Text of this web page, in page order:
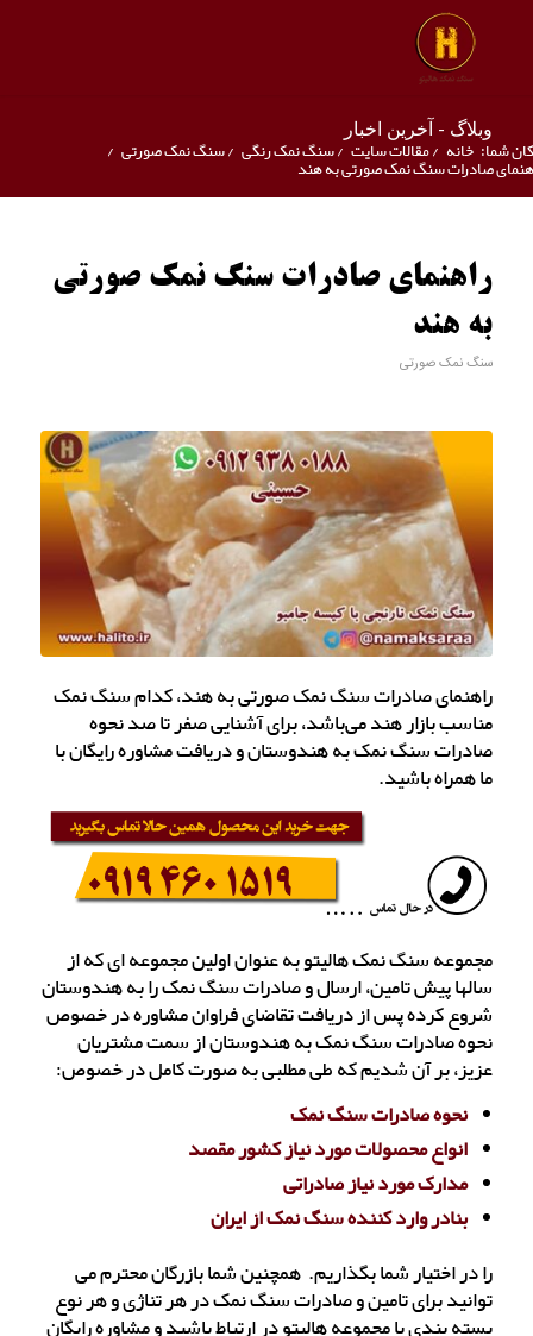
وبلاگ - آخرین اخبار
شما: خانه /مقالات سایت /سنگ نمک رنگی /سنگ نمک صورتی /
صادرات سنگ نمک صورتی به هند
راهنمای صادرات سنگ نمک صورتی
به هند
سنگ نمک صورتی
راهنمای صادرات سنگ نمک صورتی به هند، کدام سنگ نمک
مناسب بازار هند می‌باشد، برای آشنایی صفر تا صد نحوه
صادرات سنگ نمک به هندوستان و دریافت مشاوره رایگان با
ما همراه باشید.
مجموعه سنگ نمک هالیتو به عنوان اولین مجموعه ای که از
سالها پیش تامین، ارسال و صادرات سنگ نمک را به هندوستان
شروع کرده پس از دریافت تقاضای فراوان مشاوره در خصوص
نحوه صادرات سنگ نمک به هندوستان از سمت مشتریان
عزیز، بر آن شدیم که طی مطلبی به صورت کامل در خصوص:
نحوه صادرات سنگ نمک
انواع محصولات مورد نیاز کشور مقصد
مدارک مورد نیاز صادراتی
بنادر وارد کننده سنگ نمک از ایران
را در اختیار شما بگذاریم. همچنین شما بازرگان محترم می
توانید برای تامین و صادرات سنگ نمک در هر تناژی و هر نوع
بسته بندی با مجموعه هالیتو در ارتباط باشید و مشاوره رایگان